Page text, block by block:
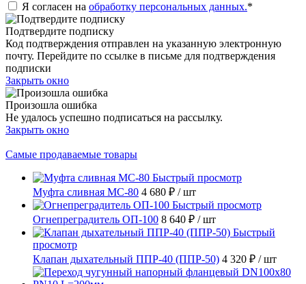
Я согласен на обработку персональных данных.*
Подтвердите подписку
Код подтверждения отправлен на указанную электронную
почту. Перейдите по ссылке в письме для подтверждения
подписки
Закрыть окно
Произошла ошибка
Не удалось успешно подписаться на рассылку.
Закрыть окно
Самые продаваемые товары
Быстрый просмотр
Муфта сливная МС-80 4 680 ₽ / шт
Быстрый просмотр
Огнепреградитель ОП-100 8 640 ₽ / шт
Быстрый
просмотр
Клапан дыхательный ППР-40 (ППР-50) 4 320 ₽ / шт